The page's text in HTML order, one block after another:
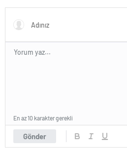
Gönder
En az 10 karakter gerekli